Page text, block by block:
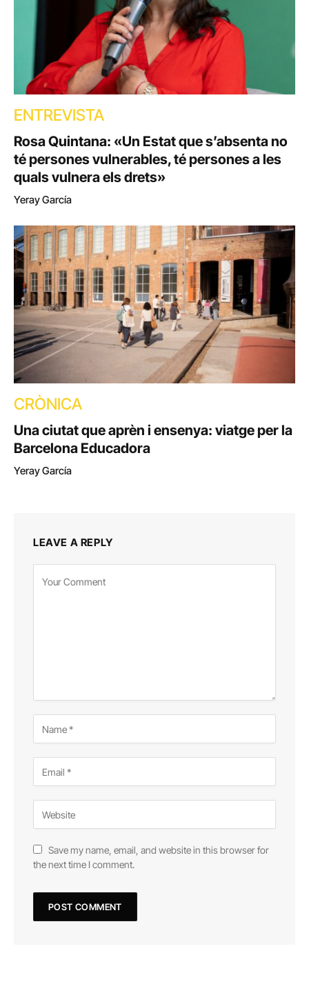
ENTREVISTA
Rosa Quintana: «Un Estat que s’absenta no
té persones vulnerables, té persones a les
quals vulnera els drets»
Yeray García
CRÒNICA
Una ciutat que aprèn i ensenya: viatge per la
Barcelona Educadora
Yeray García
LEAVE A REPLY
Save my name, email, and website in this browser for
the next time I comment.